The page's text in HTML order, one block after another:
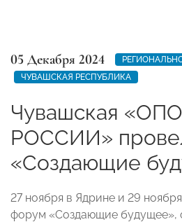
05 Декабря 2024
ЧУВАШСКАЯ РЕСПУБЛИКА
Чувашская
РОССИИ»
«Создающие
27 ноября в Ядрине и 29
форум «Создающие будущее»,